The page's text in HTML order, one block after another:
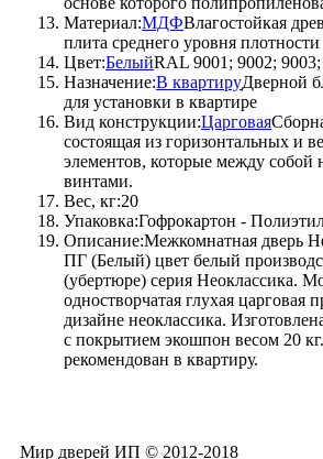
Материал:МДФВлагостойкая
плита среднего уровня плотности
Цвет:БелыйRAL 9001; 9002;
Назначение:В квартируДверной
для установки в квартире
Вид конструкции:Царговая
состоящая из горизонтальных и
элементов, которые между собой
винтами.
Вес, кг:20
Упаковка:Гофрокартон -
Описание:Межкомнатная дверь
ПГ (Белый) цвет белый
(убертюре) серия Неоклассика.
одностворчатая глухая царговая
дизайне неоклассика.
с покрытием экошпон весом 20
рекомендован в квартиру.
Мир дверей ИП © 2012-2018